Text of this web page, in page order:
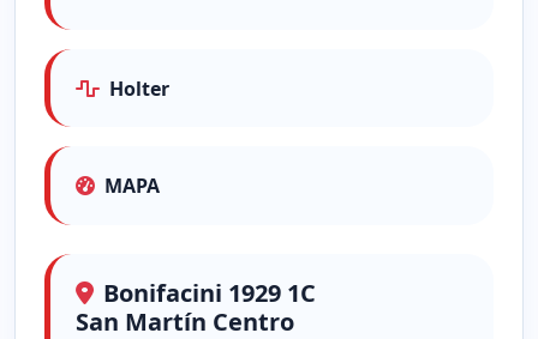
Holter
MAPA
Bonifacini 1929 1C
San Martín Centro